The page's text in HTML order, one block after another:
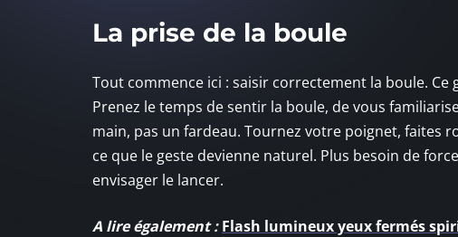
La prise de la boule
Tout commence ici : saisir correctement la boule. Ce
Prenez le temps de sentir la boule, de vous
main, pas un fardeau. Tournez votre poignet, faites
ce que le geste devienne naturel. Plus besoin de
envisager le lancer.
A lire également : Flash lumineux yeux fermés